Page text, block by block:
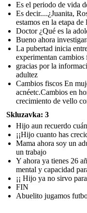
Es el periodo de vida
Es decir....¿Juanita,
estamos en la etapa de
Doctor ¿Qué es la
Bueno ahora
La pubertad inicia
experimentan
gracias por la
adultez
Cambios fiscos En
acnéetc.Cambios en
crecimiento de vello
Skluzavka: 3
Hijo aun recuerdo
¡¡Hijo cuanto has
Mama ahora soy un
un trabajo
Y ahora ya tienes 26
mental y capacidad
¡¡ Hijo ya no sirvo
FIN
Abuelito jugamos